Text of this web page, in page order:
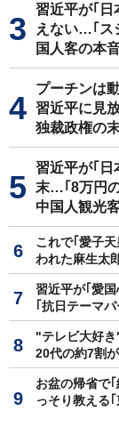
習近平が｢日
えない…｢ス
国人客の本
プーチンは
習近平に見
独裁政権の
習近平が｢日
末…｢8万円
中国人観光
これで｢愛子
われた麻生太
習近平が｢愛
｢抗日テーマ
"テレビ大好
20代の約7割
お盆の帰省で
っそり教える